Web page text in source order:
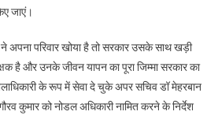
जाएं।
अपना परिवार खोया है तो सरकार उसके साथ खड़ी
है और उनके जीवन यापन का पूरा जिम्मा सरकार का
के रूप में सेवा दे चुके अपर सचिव डॉ मेहरबान
कुमार को नोडल अधिकारी नामित करने के निर्देश